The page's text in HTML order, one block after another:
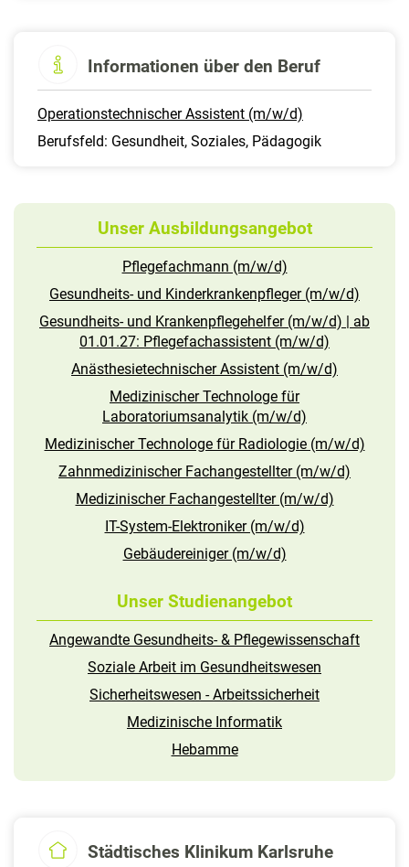
Informationen über den Beruf
Operationstechnischer Assistent (m/w/d)
Berufsfeld: Gesundheit, Soziales, Pädagogik
Unser Ausbildungsangebot
Pflegefachmann (m/w/d)
Gesundheits- und Kinderkrankenpfleger (m/w/d)
Gesundheits- und Krankenpflegehelfer (m/w/d) | ab
01.01.27: Pflegefachassistent (m/w/d)
Anästhesietechnischer Assistent (m/w/d)
Medizinischer Technologe für
Laboratoriumsanalytik (m/w/d)
Medizinischer Technologe für Radiologie (m/w/d)
Zahnmedizinischer Fachangestellter (m/w/d)
Medizinischer Fachangestellter (m/w/d)
IT-System-Elektroniker (m/w/d)
Gebäudereiniger (m/w/d)
Unser Studienangebot
Angewandte Gesundheits- & Pflegewissenschaft
Soziale Arbeit im Gesundheitswesen
Sicherheitswesen - Arbeitssicherheit
Medizinische Informatik
Hebamme
Städtisches Klinikum Karlsruhe